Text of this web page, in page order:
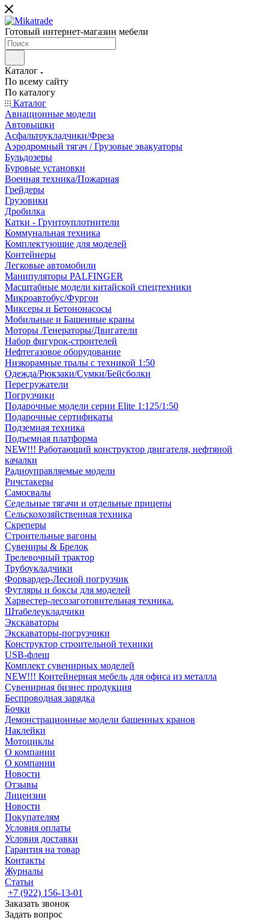
Готовый интернет-магазин мебели
Каталог
По всему сайту
По каталогу
Каталог
Авиационные модели
Автовышки
Асфальтоукладчики/Фреза
Аэродромный тягач / Грузовые эвакуаторы
Бульдозеры
Буровые установки
Военная техника/Пожарная
Грейдеры
Грузовики
Дробилка
Катки - Грунтоуплотнители
Коммунальная техника
Комплектующие для моделей
Контейнеры
Легковые автомобили
Манипуляторы PALFINGER
Масштабные модели китайской спецтехники
Микроавтобус/Фургон
Миксеры и Бетононасосы
Мобильные и Башенные краны
Моторы /Генераторы/Двигатели
Набор фигурок-строителей
Нефтегазовое оборудование
Низкорамные тралы с техникой 1:50
Одежда/Рюкзаки/Сумки/Бейсболки
Перегружатели
Погрузчики
Подарочные модели серии Elite 1:125/1:50
Подарочные сертификаты
Подземная техника
Подъемная платформа
NEW!!! Работающий конструктор двигателя, нефтяной
качалки
Радиоуправляемые модели
Ричстакеры
Самосвалы
Седельные тягачи и отдельные прицепы
Сельскохозяйственная техника
Скреперы
Строительные вагоны
Сувениры & Брелок
Трелевочный трактор
Трубоукладчики
Форвардер-Лесной погрузчик
Футляры и боксы для моделей
Харвестер-лесозаготовительная техника.
Штабелеукладчики
Экскаваторы
Экскаваторы-погрузчики
Конструктор строительной техники
USB-флеш
Комплект сувенирных моделей
NEW!!! Контейнерная мебель для офиса из металла
Сувенирная бизнес продукция
Беспроводная зарядка
Бочки
Демонстрационные модели башенных кранов
Наклейки
Мотоциклы
О компании
О компании
Новости
Отзывы
Лицензии
Новости
Покупателям
Условия оплаты
Условия доставки
Гарантия на товар
Контакты
Журналы
Статьи
+7 (922) 156-13-01
Заказать звонок
Задать вопрос